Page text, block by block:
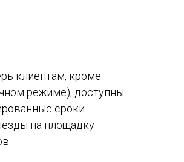
клиентам, кроме
режиме), доступны
сроки
на площадку